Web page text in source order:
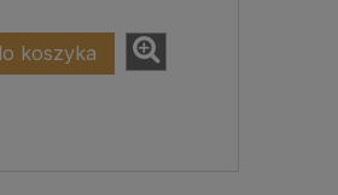
koszyka